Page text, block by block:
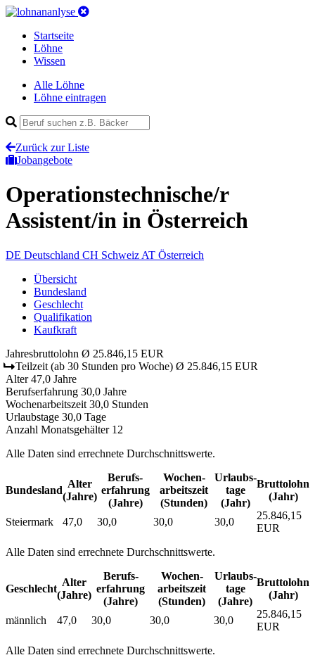
Startseite
Löhne
Wissen
Alle Löhne
Löhne eintragen
Zurück zur Liste
Jobangebote
Operationstechnische/r
Assistent/in in Österreich
DE Deutschland CH Schweiz AT Österreich
Übersicht
Bundesland
Geschlecht
Qualifikation
Kaufkraft
Jahresbruttolohn Ø 25.846,15 EUR
Teilzeit (ab 30 Stunden pro Woche) Ø 25.846,15 EUR
Alter 47,0 Jahre
Berufserfahrung 30,0 Jahre
Wochenarbeitszeit 30,0 Stunden
Urlaubstage 30,0 Tage
Anzahl Monatsgehälter 12
Alle Daten sind errechnete Durchschnittswerte.
Bundesland
Alter
(Jahre)
Berufs­
erfahrung
(Jahre)
Wochen­
arbeitszeit
(Stunden)
Urlaubs­
tage
(Jahr)
Bruttolohn
(Jahr)
Steiermark 47,0 30,0 30,0 30,0
25.846,15
EUR
Alle Daten sind errechnete Durchschnittswerte.
Geschlecht
Alter
(Jahre)
Berufs­
erfahrung
(Jahre)
Wochen­
arbeitszeit
(Stunden)
Urlaubs­
tage
(Jahre)
Bruttolohn
(Jahr)
männlich 47,0 30,0 30,0 30,0
25.846,15
EUR
Alle Daten sind errechnete Durchschnittswerte.